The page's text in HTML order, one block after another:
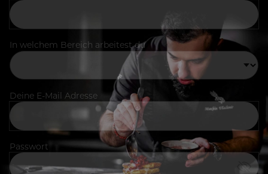
In welchem Bereich arbeitest du
Deine E-Mail Adresse
Passwort